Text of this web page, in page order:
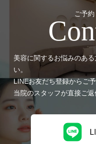
ご予
美容に関するお悩みのあ
い。
LINEお友だち登録からご
当院のスタッフが直接ご返